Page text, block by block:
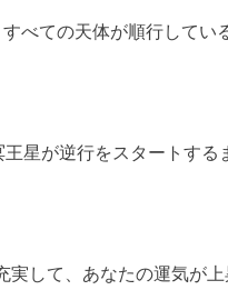
べての天体が順行してい
星が逆行をスタートする
実して、あなたの運気が